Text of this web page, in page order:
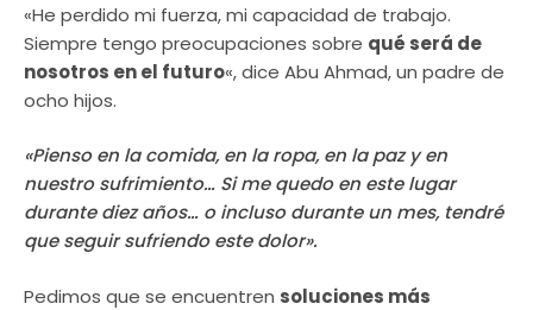
«He perdido mi fuerza, mi capacidad de trabajo.
Siempre tengo preocupaciones sobre qué será de
nosotros en el futuro«, dice Abu Ahmad, un padre de
ocho hijos.
«Pienso en la comida, en la ropa, en la paz y en
nuestro sufrimiento… Si me quedo en este lugar
durante diez años… o incluso durante un mes, tendré
que seguir sufriendo este dolor».
Pedimos que se encuentren soluciones más